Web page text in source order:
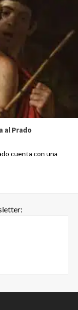
al Prado
cuenta con una